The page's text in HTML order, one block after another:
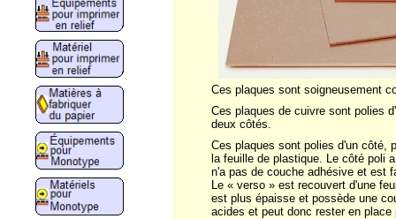
Ces plaques sont soigneusement
Ces plaques de cuivre sont polies
deux côtés.
Ces plaques sont polies d'un côté,
la feuille de plastique. Le côté poli
n'a pas de couche adhésive et est
Le « verso » est recouvert d'une
est plus épaisse et possède une
acides et peut donc rester en place